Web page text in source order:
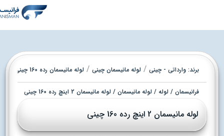
وارداتی - چینی /لوله مانیسمان چینی/لوله مانیسمان رده 160 چینی
فرانیسمان/لوله/لوله مانیسمان/ لوله مانیسمان 2 اینچ رده 160 چینی
لوله مانیسمان 2 اینچ رده 160 چینی